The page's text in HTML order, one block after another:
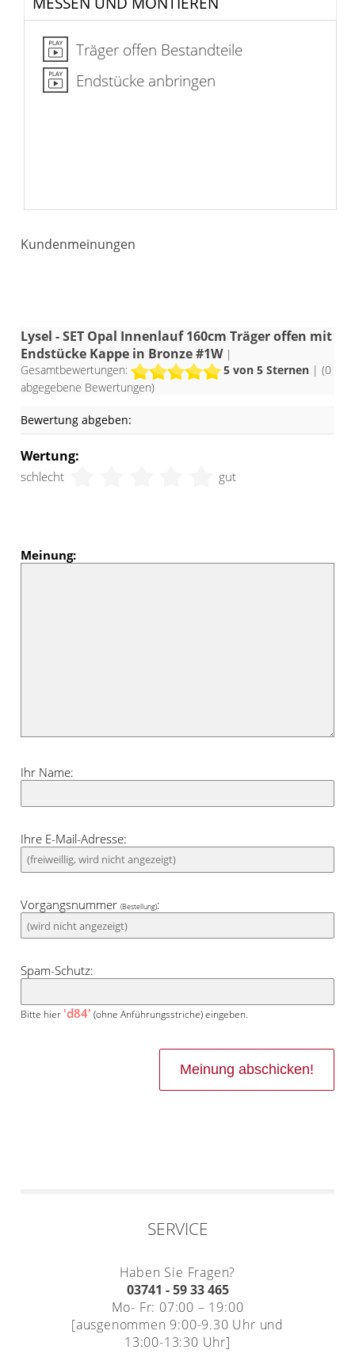
Träger offen Bestandteile
Endstücke anbringen
Kundenmeinungen
Lysel - SET Opal Innenlauf 160cm Träger offen mit
Endstücke Kappe in Bronze #1W|
Gesamtbewertungen:
5von 5 Sternen | (0
abgegebene Bewertungen)
Bewertung abgeben:
Wertung:
schlecht gut
Meinung:
Ihr Name:
Ihre E-Mail-Adresse:
Vorgangsnummer(Bestellung):
Spam-Schutz:
Bitte hier 'd84' (ohne Anführungsstriche) eingeben.
SERVICE
Haben Sie Fragen?
03741 - 59 33 465
Mo- Fr: 07:00 – 19:00
[ausgenommen 9:00-9.30 Uhr und
13:00-13:30 Uhr]